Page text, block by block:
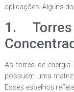
aplicações. Alguns
1.
As torres de
possuem uma
Esses espelhos